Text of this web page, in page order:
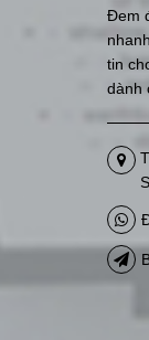
Đem
tin
dành